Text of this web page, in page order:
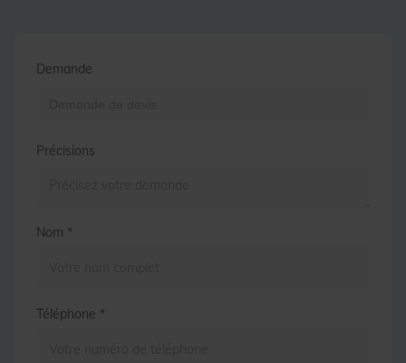
Demande
Précisions
Nom *
Téléphone *